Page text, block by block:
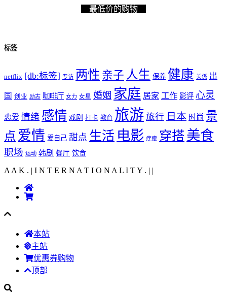
最低价的购物
标签
netflix [db:标签] 专访 两性 亲子 人生 保养 健康 关係 出
国 创业 励志 咖啡厅 女力 女星 婚姻 家庭 居家 工作 影评 心灵
恋爱 情绪 感情 戏剧 打卡 教育 旅游 旅行 日本 时尚 景
点 爱情 爱自己 甜点 生活 电影 疗癒 穿搭美食
职场 运动 韩剧 餐厅 饮食
A A K . | I N T E R N A T I O N A L I T Y . | |
本站
主站
优惠券购物
顶部